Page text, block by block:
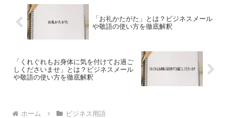
「お礼かたがた」とは？ビジネスメール
や敬語の使い方を徹底解釈
「くれぐれもお身体に気を付けてお過ご
しくださいませ」とは？ビジネスメール
や敬語の使い方を徹底解釈
ホーム ビジネス用語